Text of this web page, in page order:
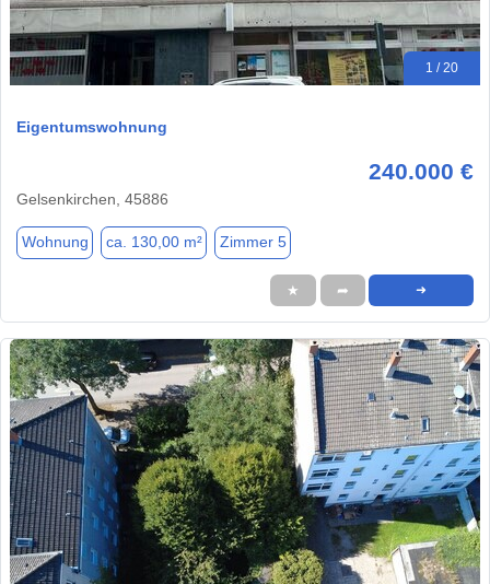
1 / 20
Eigentumswohnung
240.000 €
Gelsenkirchen, 45886
Wohnung ca. 130,00 m² Zimmer 5
★ ➦ ➜